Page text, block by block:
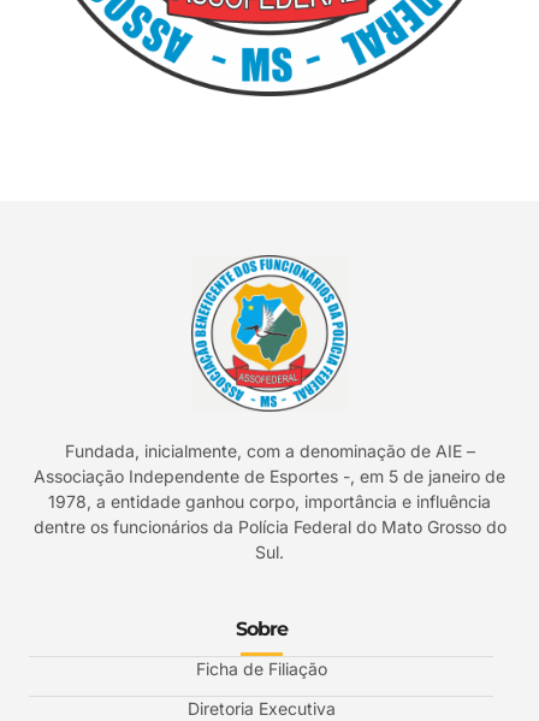
Fundada, inicialmente, com a denominação de AIE –
Associação Independente de Esportes -, em 5 de janeiro de
1978, a entidade ganhou corpo, importância e influência
dentre os funcionários da Polícia Federal do Mato Grosso do
Sul.
Sobre
Ficha de Filiação
Diretoria Executiva